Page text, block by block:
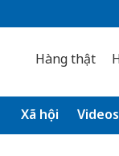
Hàng thật
Xã hội Videos